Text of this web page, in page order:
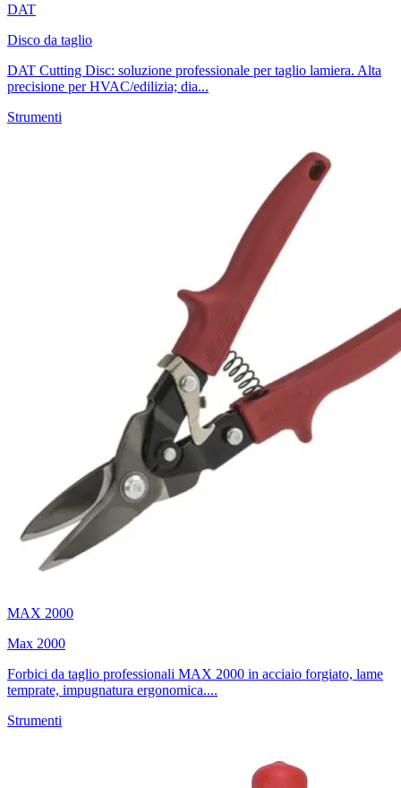
DAT
Disco da taglio
DAT Cutting Disc: soluzione professionale per taglio lamiera. Alta
precisione per HVAC/edilizia; dia...
Strumenti
MAX 2000
Max 2000
Forbici da taglio professionali MAX 2000 in acciaio forgiato, lame
temprate, impugnatura ergonomica....
Strumenti